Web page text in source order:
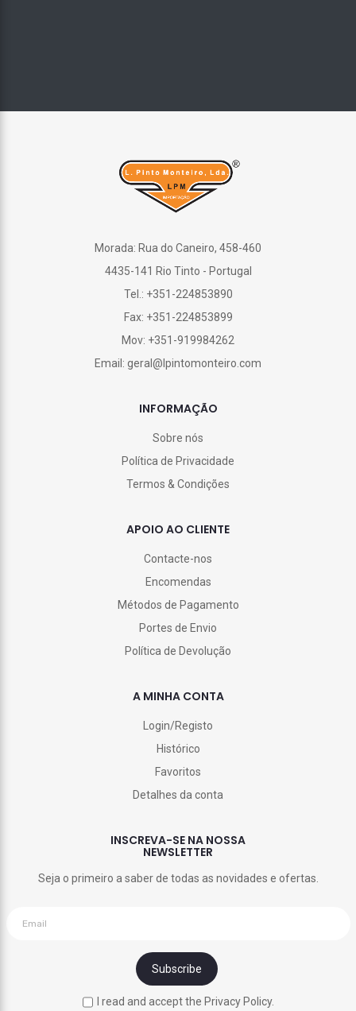
Morada: Rua do Caneiro, 458-460
4435-141 Rio Tinto - Portugal
Tel.: +351-224853890
Fax: +351-224853899
Mov: +351-919984262
Email: geral@lpintomonteiro.com
INFORMAÇÃO
Sobre nós
Política de Privacidade
Termos & Condições
APOIO AO CLIENTE
Contacte-nos
Encomendas
Métodos de Pagamento
Portes de Envio
Política de Devolução
A MINHA CONTA
Login/Registo
Histórico
Favoritos
Detalhes da conta
INSCREVA-SE NA NOSSA
NEWSLETTER
Seja o primeiro a saber de todas as novidades e ofertas.
I read and accept the Privacy Policy.